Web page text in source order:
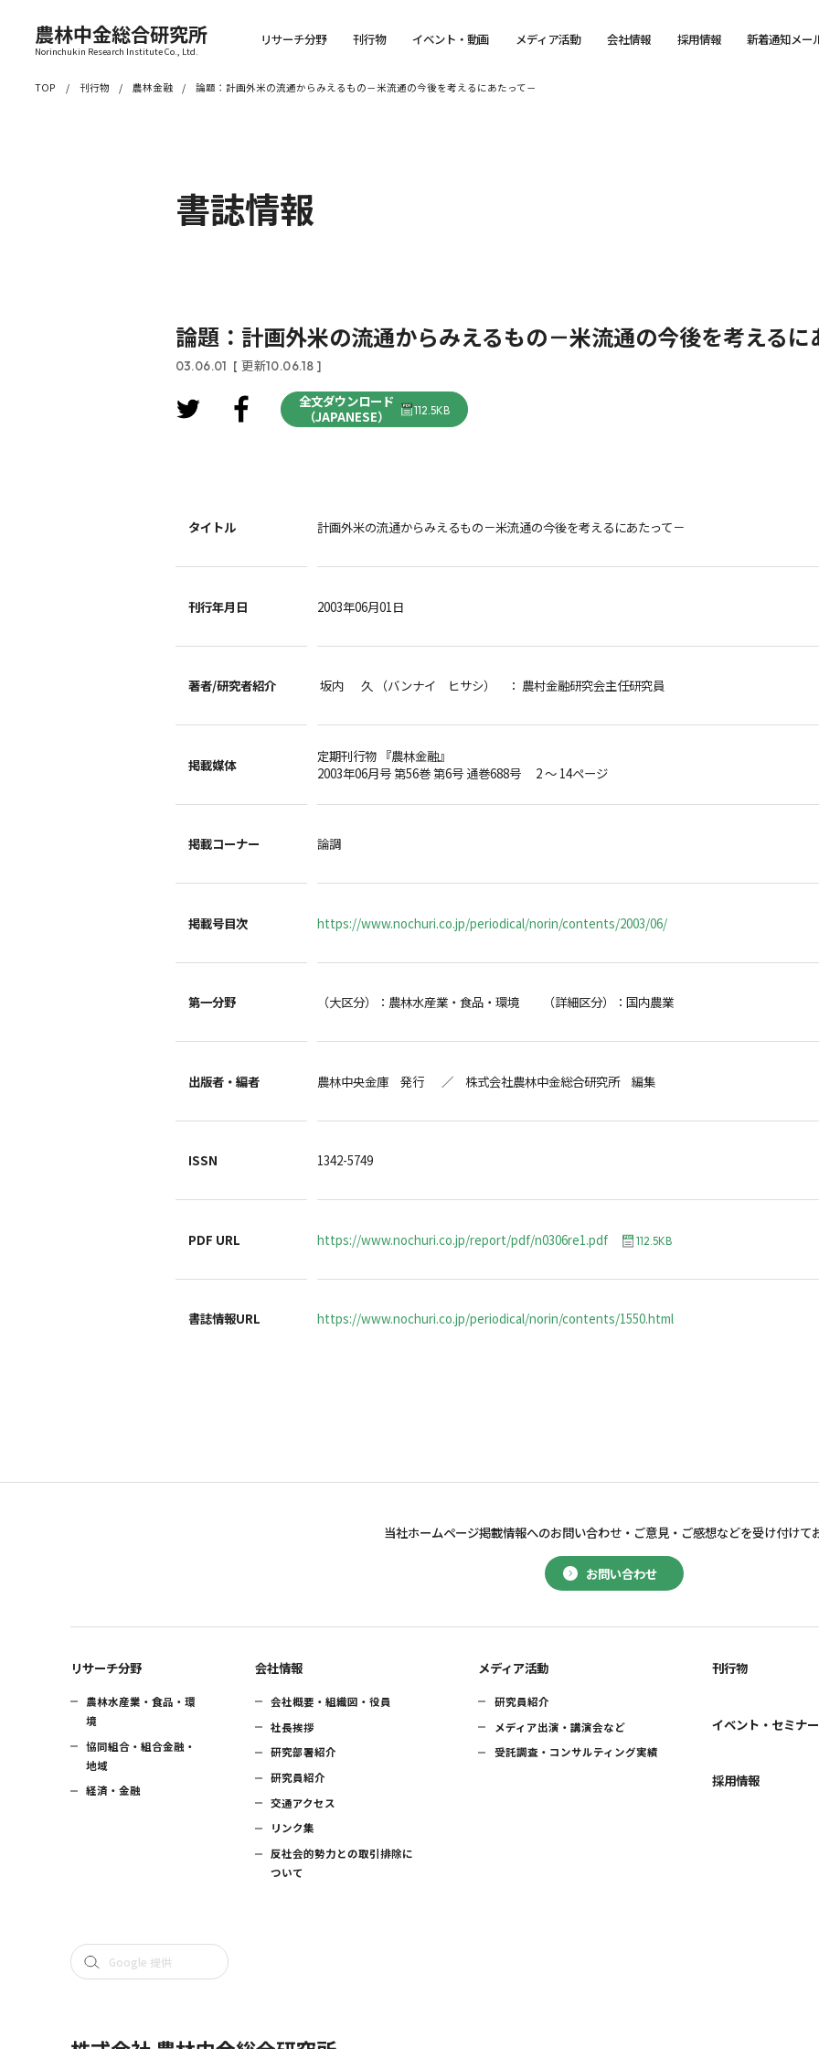
農林中金総合研究所
Norinchukin Research Institute Co., Ltd.
リサーチ分野 刊行物 イベント・動画 メディア活動 会社情報 採用情報 新着通知メー
TOP 刊行物 農林金融 論題：計画外米の流通からみえるもの－米流通の今後を考えるにあたって－
書誌情報
論題：計画外米の流通からみえるもの－米流通の今後を考えるに
03.06.01 [ 更新10.06.18 ]
全文ダウンロード
（JAPANESE）
112.5KB
タイトル 計画外米の流通からみえるもの－米流通の今後を考えるにあたって－
刊行年月日 2003年06月01日
著者/研究者紹介 坂内 久 （バンナイ ヒサシ） ： 農村金融研究会主任研究員
掲載媒体
定期刊行物 『農林金融』
2003年06月号 第56巻 第6号 通巻688号 2 ～ 14ページ
掲載コーナー 論調
掲載号目次 https://www.nochuri.co.jp/periodical/norin/contents/2003/06/
第一分野 （大区分）：農林水産業・食品・環境 （詳細区分）：国内農業
出版者・編者 農林中央金庫 発行 ／ 株式会社農林中金総合研究所 編集
ISSN 1342-5749
PDF URL https://www.nochuri.co.jp/report/pdf/n0306re1.pdf 112.5KB
書誌情報URL https://www.nochuri.co.jp/periodical/norin/contents/1550.html
お問い合わせ
当社ホームページ掲載情報へのお問い合わせ・ ご意見・ご感想などを受け付けて
リサーチ分野
農林水産業・食品・環
境
協同組合・組合金融・
地域
経済・金融
会社情報
会社概要・組織図・役員
社長挨拶
研究部署紹介
研究員紹介
交通アクセス
リンク集
反社会的勢力との取引排除に
ついて
メディア活動
研究員紹介
メディア出演・講演会など
受託調査・コンサルティング実績
刊行物
イベント・セミナー
採用情報